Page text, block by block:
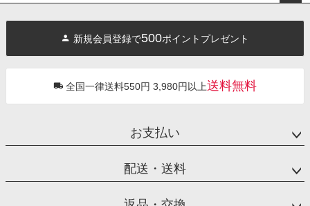
へ
新規会員登録で500ポイントプレゼント
全国一律送料550円 3,980円以上送料無料
お支払い
配送・送料